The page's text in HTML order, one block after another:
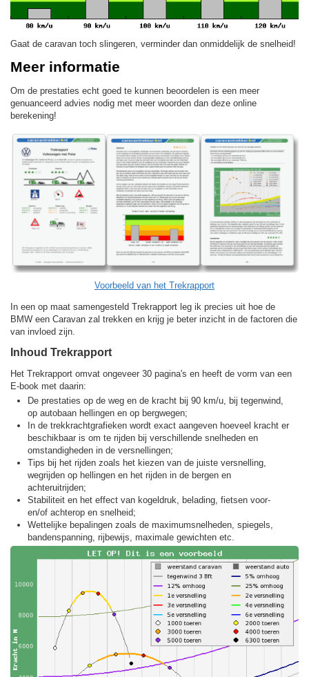
Gaat de caravan toch slingeren, verminder dan onmiddelijk de snelheid!
Meer informatie
Om de prestaties echt goed te kunnen beoordelen is een meer
genuanceerd advies nodig met meer woorden dan deze online
berekening!
Voorbeeld van het Trekrapport
In een op maat samengesteld Trekrapport leg ik precies uit hoe de
BMW een Caravan zal trekken en krijg je beter inzicht in de factoren die
van invloed zijn.
Inhoud Trekrapport
Het Trekrapport omvat ongeveer 30 pagina's en heeft de vorm van een
E-book met daarin:
De prestaties op de weg en de kracht bij 90 km/u, bij tegenwind,
op autobaan hellingen en op bergwegen;
In de trekkracht­grafieken wordt exact aangeven hoeveel kracht er
beschikbaar is om te rijden bij verschillende snelheden en
omstandigheden in de versnellingen;
Tips bij het rijden zoals het kiezen van de juiste versnelling,
wegrijden op hellingen en het rijden in de bergen en
achteruitrijden;
Stabiliteit en het effect van kogeldruk, belading, fietsen voor-
en/of achterop en snelheid;
Wettelijke bepalingen zoals de maximumsnelheden, spiegels,
bandenspanning, rijbewijs, maximale gewichten etc.